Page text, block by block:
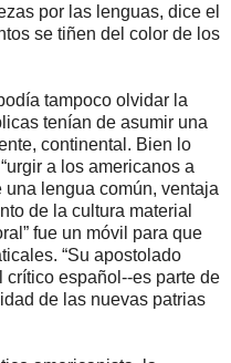
por las lenguas, dice el
se tiñen del color de los
tampoco olvidar la
tenían de asumir una
continental. Bien lo
a los americanos a
lengua común, ventaja
de la cultura material
fue un móvil para que
“Su apostolado
español--es parte de
de las nuevas patrias